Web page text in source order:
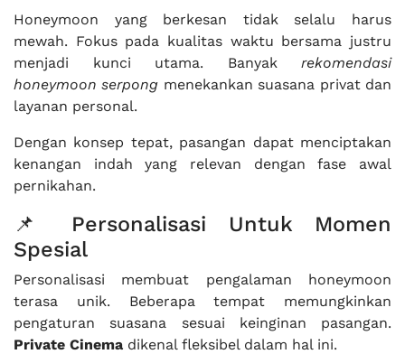
Honeymoon yang berkesan tidak selalu harus
mewah. Fokus pada kualitas waktu bersama justru
menjadi kunci utama. Banyak rekomendasi
honeymoon serpong menekankan suasana privat dan
layanan personal.
Dengan konsep tepat, pasangan dapat menciptakan
kenangan indah yang relevan dengan fase awal
pernikahan.
📌 Personalisasi Untuk Momen
Spesial
Personalisasi membuat pengalaman honeymoon
terasa unik. Beberapa tempat memungkinkan
pengaturan suasana sesuai keinginan pasangan.
Private Cinema dikenal fleksibel dalam hal ini.